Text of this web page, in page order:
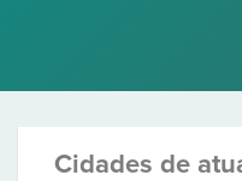
Cidades de